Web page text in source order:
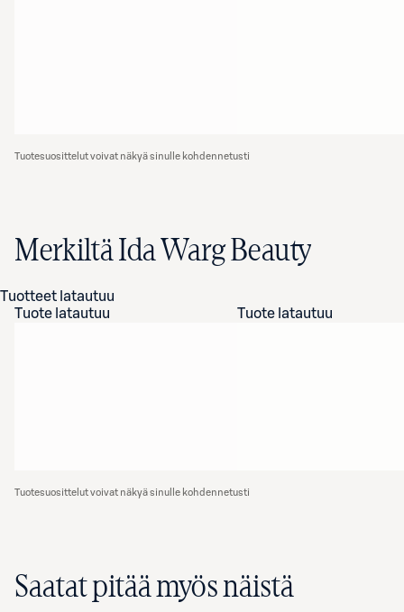
Tuotesuosittelut voivat näkyä sinulle kohdennetusti
Merkiltä Ida Warg Beauty
Tuotteet latautuu
Tuote latautuu
Tuote latautuu
Tuotesuosittelut voivat näkyä sinulle kohdennetusti
Saatat pitää myös näistä